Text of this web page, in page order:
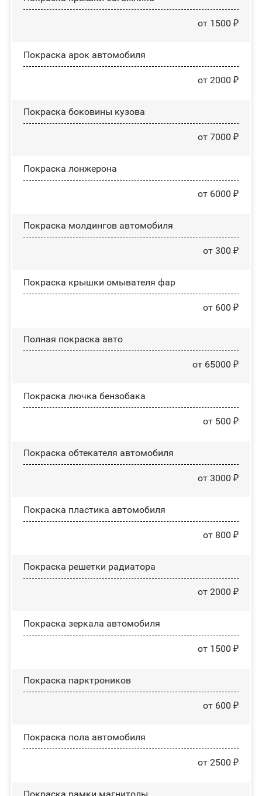
от 1500 ₽
Покраска арок автомобиля
от 2000 ₽
Покраска боковины кузова
от 7000 ₽
Покраска лонжерона
от 6000 ₽
Покраска молдингов автомобиля
от 300 ₽
Покраска крышки омывателя фар
от 600 ₽
Полная покраска авто
от 65000 ₽
Покраска лючка бензобака
от 500 ₽
Покраска обтекателя автомобиля
от 3000 ₽
Покраска пластика автомобиля
от 800 ₽
Покраска решетки радиатора
от 2000 ₽
Покраска зеркала автомобиля
от 1500 ₽
Покраска парктроников
от 600 ₽
Покраска пола автомобиля
от 2500 ₽